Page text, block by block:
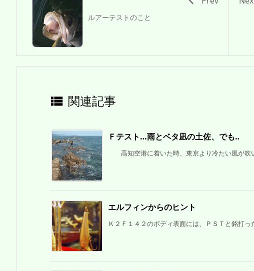
ルアーテストのこと
 関連記事
Ｆテスト…雨とベタ凪の土佐、でも‥
高知空港に着いた時、東京より冷たい風が吹
エルフィンからのヒント
Ｋ２Ｆ１４２のボディ表面には、ＰＳＴと銘打